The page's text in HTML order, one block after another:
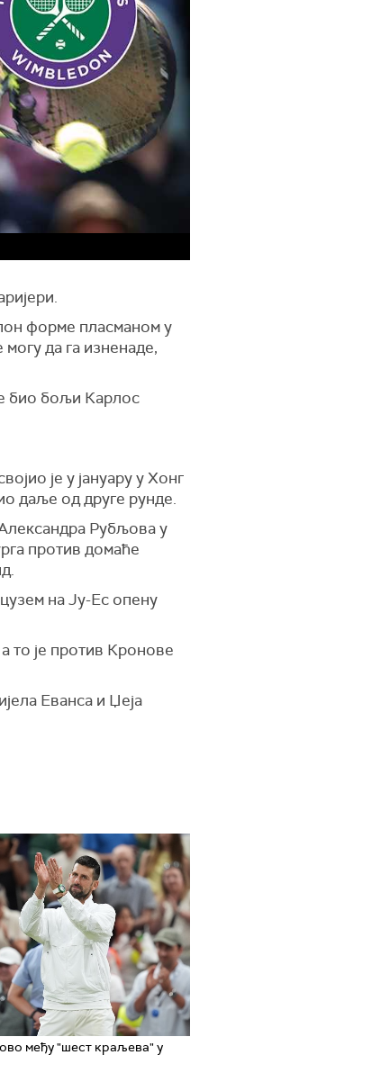
форме пласманом у
да га изненаде,
био бољи Карлос
је у јануару у Хонг
даље од друге рунде.
Рубљова у
против домаће
на Ју-Ес опену
то је против Кронове
Еванса и Џеја
међу "шест краљева" у